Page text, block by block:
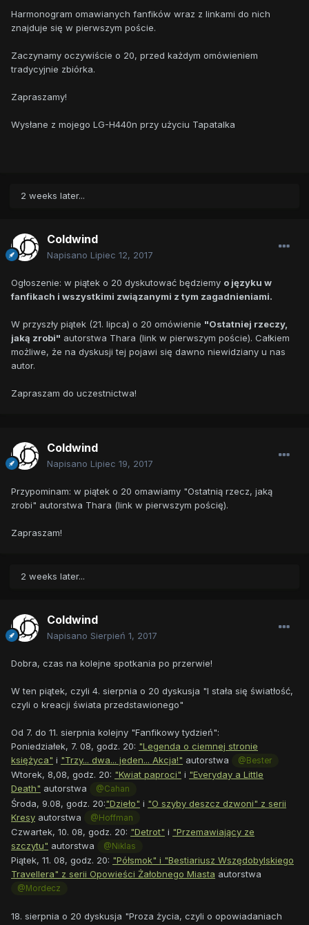
Harmonogram omawianych fanfików wraz z linkami do nich
znajduje się w pierwszym poście.
Zaczynamy oczywiście o 20, przed każdym omówieniem
tradycyjnie zbiórka.
Zapraszamy!
Wysłane z mojego LG-H440n przy użyciu Tapatalka
2 weeks later...
Coldwind
Napisano Lipiec 12, 2017
Ogłoszenie: w piątek o 20 dyskutować będziemy o języku w
fanfikach i wszystkimi związanymi z tym zagadnieniami.
W przyszły piątek (21. lipca) o 20 omówienie "Ostatniej rzeczy,
jaką zrobi" autorstwa Thara (link w pierwszym poście). Całkiem
możliwe, że na dyskusji tej pojawi się dawno niewidziany u nas
autor.
Zapraszam do uczestnictwa!
Coldwind
Napisano Lipiec 19, 2017
Przypominam: w piątek o 20 omawiamy "Ostatnią rzecz, jaką
zrobi" autorstwa Thara (link w pierwszym pościę).
Zapraszam!
2 weeks later...
Coldwind
Napisano Sierpień 1, 2017
Dobra, czas na kolejne spotkania po przerwie!
W ten piątek, czyli 4. sierpnia o 20 dyskusja "I stała się światłość,
czyli o kreacji świata przedstawionego"
Od 7. do 11. sierpnia kolejny "Fanfikowy tydzień":
Poniedziałek, 7. 08, godz. 20: "Legenda o ciemnej stronie
księżyca" i "Trzy... dwa... jeden... Akcja!" autorstwa @Bester
Wtorek, 8,08, godz. 20: "Kwiat paproci" i "Everyday a Little
Death" autorstwa @Cahan
Środa, 9.08, godz. 20:"Dzieło" i "O szyby deszcz dzwoni" z serii
Kresy autorstwa @Hoffman
Czwartek, 10. 08, godz. 20: "Detrot" i "Przemawiający ze
szczytu" autorstwa @Niklas
Piątek, 11. 08, godz. 20: "Półsmok" i "Bestiariusz Wszędobylskiego
Travellera" z serii Opowieści Żałobnego Miasta autorstwa
@Mordecz
18. sierpnia o 20 dyskusja "Proza życia, czyli o opowiadaniach